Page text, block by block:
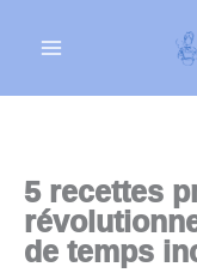
5 recettes
de temps